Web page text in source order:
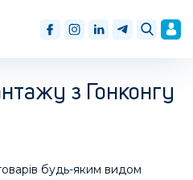
з Гонконгу
будь-яким видом